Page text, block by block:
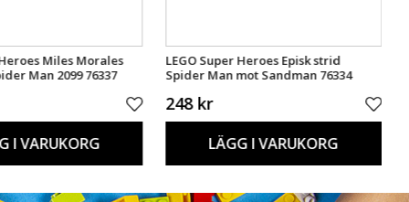
Miles Morales
Man 2099 76337
I VARUKORG
LEGO Super Heroes Episk strid
Spider Man mot Sandman 76334
248 kr
LÄGG I VARUKORG